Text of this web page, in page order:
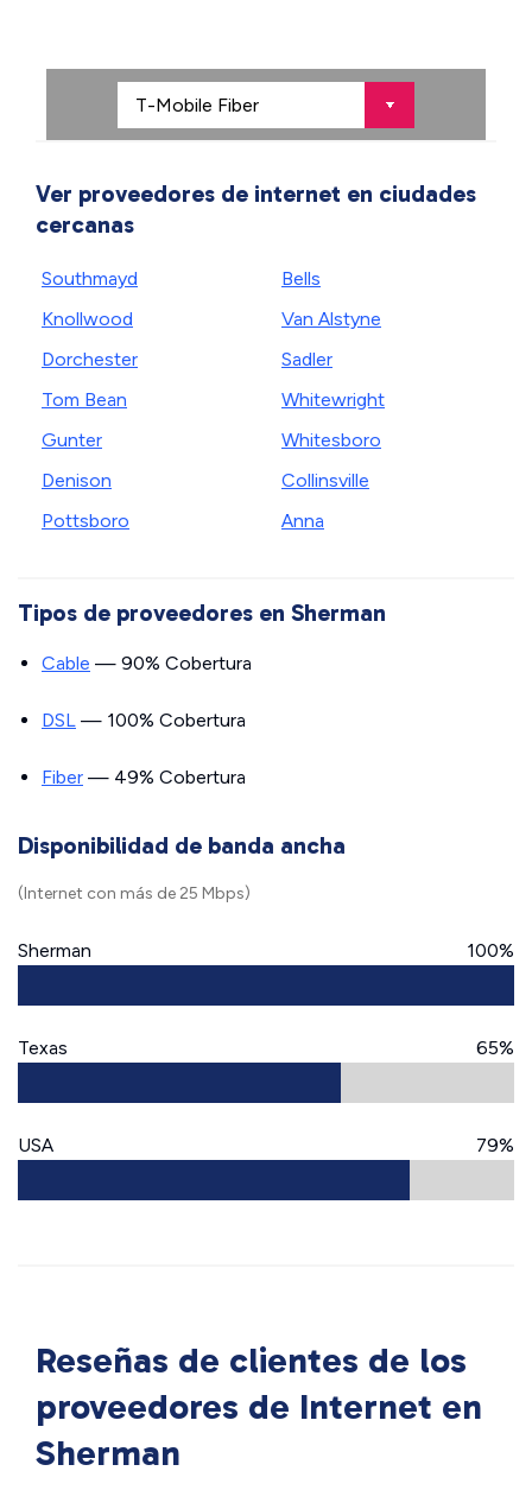
Ver proveedores de internet en ciudades
cercanas
Southmayd
Knollwood
Dorchester
Tom Bean
Gunter
Denison
Pottsboro
Bells
Van Alstyne
Sadler
Whitewright
Whitesboro
Collinsville
Anna
Tipos de proveedores en Sherman
Cable — 90% Cobertura
DSL — 100% Cobertura
Fiber — 49% Cobertura
Disponibilidad de banda ancha
(Internet con más de 25 Mbps)
Sherman 100%
Texas 65%
USA 79%
Reseñas de clientes de los
proveedores de Internet en
Sherman